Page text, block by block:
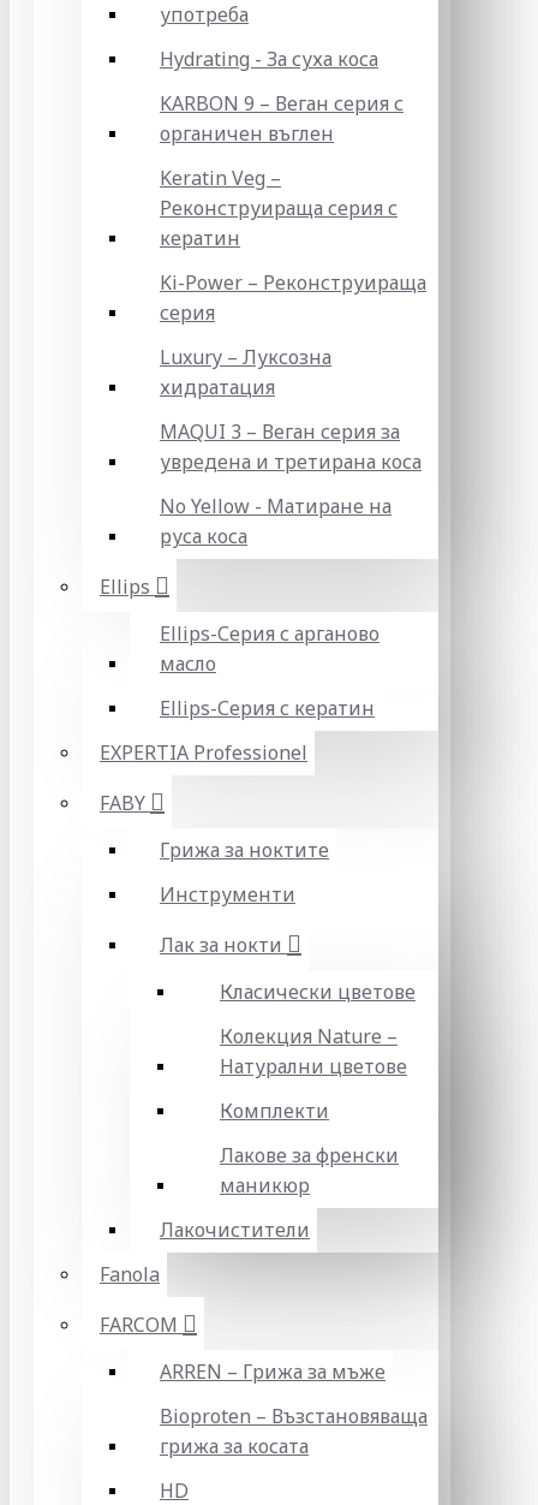
употреба
Hydrating - За суха коса
KARBON 9 – Веган серия с
органичен въглен
Keratin Veg –
Реконструираща серия с
кератин
Ki-Power – Реконструираща
серия
Luxury – Луксозна
хидратация
MAQUI 3 – Веган серия за
увредена и третирана коса
No Yellow - Матиране на
руса коса
Ellips
Ellips-Серия с арганово
масло
Ellips-Серия с кератин
EXPERTIA Professionel
FABY
Грижа за ноктите
Инструменти
Лак за нокти
Класически цветове
Колекция Nature –
Натурални цветове
Комплекти
Лакове за френски
маникюр
Лакочистители
Fanola
FARCOM
ARREN – Грижа за мъже
Bioproten – Възстановяваща
грижа за косата
HD